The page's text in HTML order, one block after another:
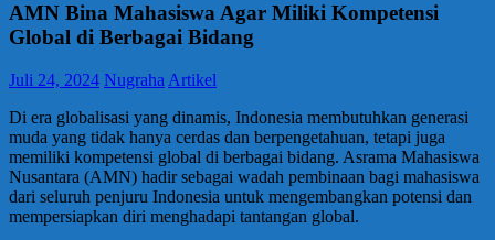
AMN Bina Mahasiswa Agar Miliki Kompetensi
Global di Berbagai Bidang
Juli 24, 2024 Nugraha Artikel
Di era globalisasi yang dinamis, Indonesia membutuhkan generasi
muda yang tidak hanya cerdas dan berpengetahuan, tetapi juga
memiliki kompetensi global di berbagai bidang. Asrama Mahasiswa
Nusantara (AMN) hadir sebagai wadah pembinaan bagi mahasiswa
dari seluruh penjuru Indonesia untuk mengembangkan potensi dan
mempersiapkan diri menghadapi tantangan global.